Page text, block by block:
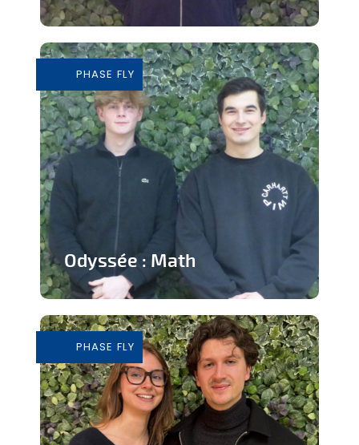
concours de médecine
En savoir plus
PHASE FLY
Odyssée : Math
apprendre les mathématiques
En savoir plus
PHASE FLY